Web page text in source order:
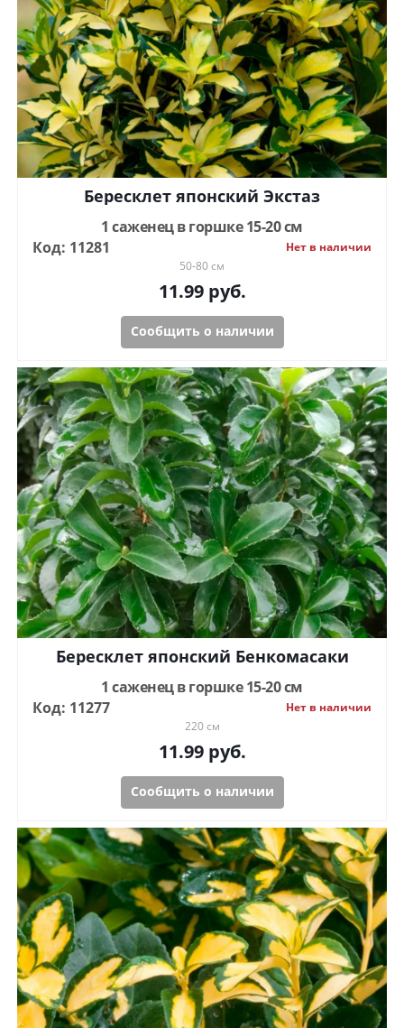
Бересклет японский Экстаз
1 саженец в горшке 15-20 см
Код: 11281
Нет в наличии
50-80 см
11.99руб.
Сообщить о наличии
Бересклет японский Бенкомасаки
1 саженец в горшке 15-20 см
Код: 11277
Нет в наличии
220 см
11.99руб.
Сообщить о наличии